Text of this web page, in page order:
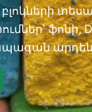
ֆոնի,
արդեն